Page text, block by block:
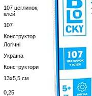
107 цеглинок,
клей
107
Конструктор
Логічні
Україна
Конструктори
13х5,5 см
0,25